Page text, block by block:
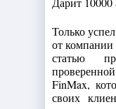
Только
от
статью
FinMax,
своих